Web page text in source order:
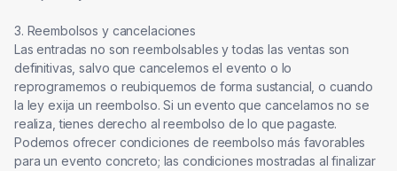
3. Reembolsos y cancelaciones
Las entradas no son reembolsables y todas las ventas son
definitivas, salvo que cancelemos el evento o lo
reprogramemos o reubiquemos de forma sustancial, o cuando
la ley exija un reembolso. Si un evento que cancelamos no se
realiza, tienes derecho al reembolso de lo que pagaste.
Podemos ofrecer condiciones de reembolso más favorables
para un evento concreto; las condiciones mostradas al finalizar